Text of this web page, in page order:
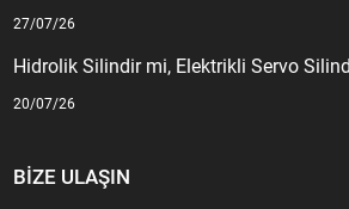
27/07/26
Hidrolik Silindir mi, Elektrikli Servo
20/07/26
BIZE ULAŞIN